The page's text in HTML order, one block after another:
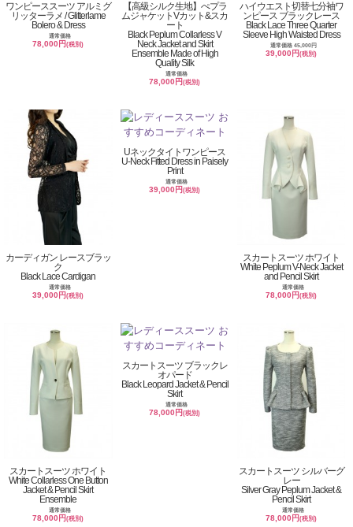
ワンピーススーツ アルミグ
リッターラメ / Glitterlame
Bolero & Dress
通常価格
78,000円(税別)
【高級シルク生地】ぺプラ
ムジャケットVカット&スカ
ート
Black Peplum Collarless V
Neck Jacket and Skirt
Ensemble Made of High
Quality Silk
通常価格
78,000円(税別)
ハイウエスト切替七分袖ワ
ンピース ブラックレース
Black Lace Three Quarter
Sleeve High Waisted Dress
通常価格 45,000円
39,000円(税別)
カーディガン レースブラッ
ク
Black Lace Cardigan
通常価格
39,000円(税別)
Uネックタイトワンピース
U-Neck Fitted Dress in Paisely
Print
通常価格
39,000円(税別)
スカートスーツ ホワイト
White Peplum V-Neck Jacket
and Pencil Skirt
通常価格
78,000円(税別)
スカートスーツ ホワイト
White Collarless One Button
Jacket & Pencil Skirt
Ensemble
通常価格
78,000円(税別)
スカートスーツ ブラックレ
オパード
Black Leopard Jacket & Pencil
Skirt
通常価格
78,000円(税別)
スカートスーツ シルバーグ
レー
Silver Gray Peplum Jacket &
Pencil Skirt
通常価格
78,000円(税別)